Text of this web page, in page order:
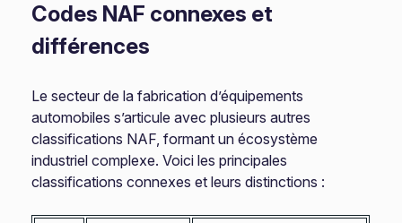
Codes NAF connexes et
différences
Le secteur de la fabrication d’équipements
automobiles s’articule avec plusieurs autres
classifications NAF, formant un écosystème
industriel complexe. Voici les principales
classifications connexes et leurs distinctions :